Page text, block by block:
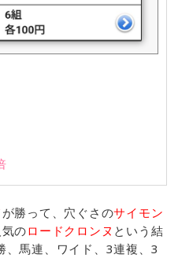
が勝って、穴ぐさのサイモン
のロードクロンヌ という結
、馬連、ワイド、3連複、3